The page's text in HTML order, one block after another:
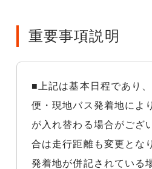
重要事項説明
■上記は基本日程であり
便・現地バス発着地によ
が入れ替わる場合がござ
合は走行距離も変更とな
発着地が併記されている